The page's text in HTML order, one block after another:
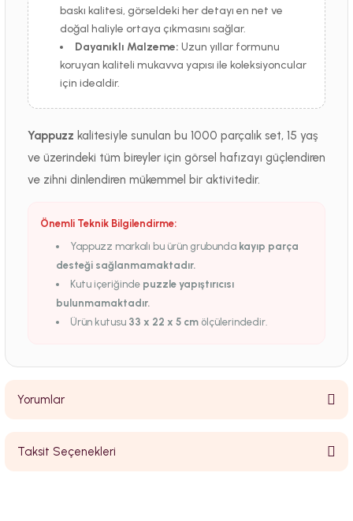
baskı kalitesi, görseldeki her detayı en net ve
doğal haliyle ortaya çıkmasını sağlar.
Dayanıklı Malzeme: Uzun yıllar formunu
koruyan kaliteli mukavva yapısı ile koleksiyoncular
için idealdir.
Yappuzz kalitesiyle sunulan bu 1000 parçalık set, 15 yaş
ve üzerindeki tüm bireyler için görsel hafızayı güçlendiren
ve zihni dinlendiren mükemmel bir aktivitedir.
Önemli Teknik Bilgilendirme:
Yappuzz markalı bu ürün grubunda kayıp parça
desteği sağlanmamaktadır.
Kutu içeriğinde puzzle yapıştırıcısı
bulunmamaktadır.
Ürün kutusu 33 x 22 x 5 cm ölçülerindedir.
Yorumlar
Taksit Seçenekleri